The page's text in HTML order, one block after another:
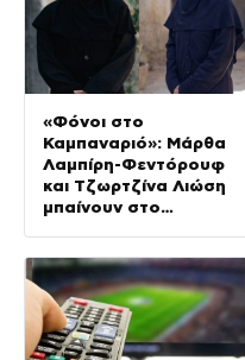
«Φόνοι στο
Καμπαναριό»: Μάρθα
Λαμπίρη-Φεντόρουφ
και Τζωρτζίνα Λιώση
μπαίνουν στο